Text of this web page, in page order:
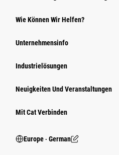
Wie Können Wir Helfen?
Unternehmensinfo
Industrielösungen
Neuigkeiten Und Veranstaltungen
Mit Cat Verbinden
Europe ‧ German